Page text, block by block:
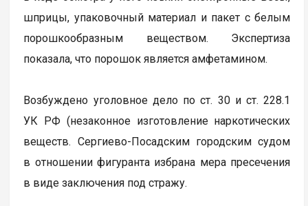
шприцы, упаковочный материал и пакет с белым
порошкообразным веществом. Экспертиза
показала, что порошок является амфетамином.
Возбуждено уголовное дело по ст. 30 и ст. 228.1
УК РФ (незаконное изготовление наркотических
веществ. Сергиево-Посадским городским судом
в отношении фигуранта избрана мера пресечения
в виде заключения под стражу.